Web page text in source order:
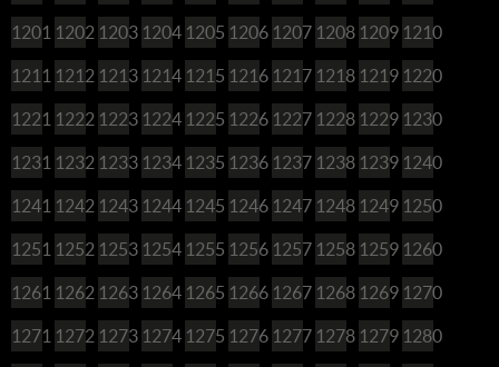
1201 1202 1203 1204 1205 1206 1207 1208 1209 1210
1211 1212 1213 1214 1215 1216 1217 1218 1219 1220
1221 1222 1223 1224 1225 1226 1227 1228 1229 1230
1231 1232 1233 1234 1235 1236 1237 1238 1239 1240
1241 1242 1243 1244 1245 1246 1247 1248 1249 1250
1251 1252 1253 1254 1255 1256 1257 1258 1259 1260
1261 1262 1263 1264 1265 1266 1267 1268 1269 1270
1271 1272 1273 1274 1275 1276 1277 1278 1279 1280